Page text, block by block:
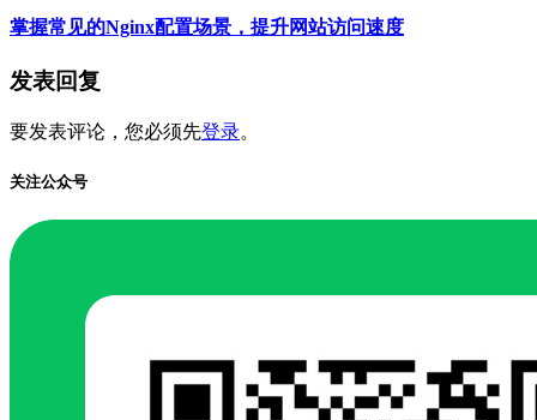
掌握常见的Nginx配置场景，提升网站访问速度
发表回复
要发表评论，您必须先登录。
关注公众号